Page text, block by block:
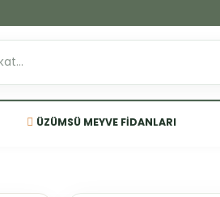
ÜZÜMSÜ MEYVE FIDANLARI